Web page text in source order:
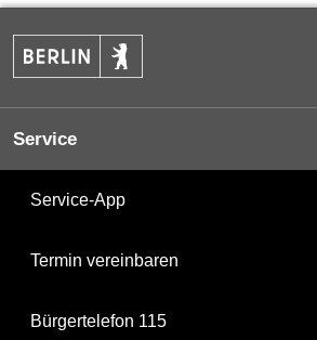
Service
Service-App
Termin vereinbaren
Bürgertelefon 115